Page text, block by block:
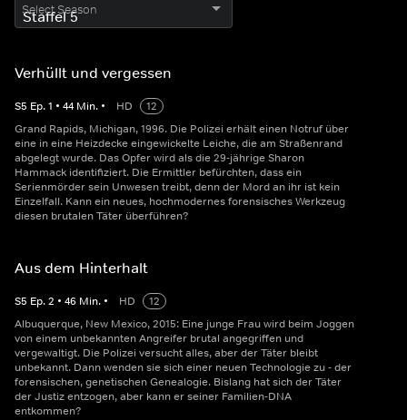
Select Season
Verhüllt und vergessen
S5 Ep.1 • 44 Min. • HD
12
Grand Rapids, Michigan, 1996. Die Polizei erhält einen Notruf über
eine in eine Heizdecke eingewickelte Leiche, die am Straßenrand
abgelegt wurde. Das Opfer wird als die 29-jährige Sharon
Hammack identifiziert. Die Ermittler befürchten, dass ein
Serienmörder sein Unwesen treibt, denn der Mord an ihr ist kein
Einzelfall. Kann ein neues, hochmodernes forensisches Werkzeug
diesen brutalen Täter überführen?
Aus dem Hinterhalt
S5 Ep.2 • 46 Min. • HD
12
Albuquerque, New Mexico, 2015: Eine junge Frau wird beim Joggen
von einem unbekannten Angreifer brutal angegriffen und
vergewaltigt. Die Polizei versucht alles, aber der Täter bleibt
unbekannt. Dann wenden sie sich einer neuen Technologie zu - der
forensischen, genetischen Genealogie. Bislang hat sich der Täter
der Justiz entzogen, aber kann er seiner Familien-DNA
entkommen?